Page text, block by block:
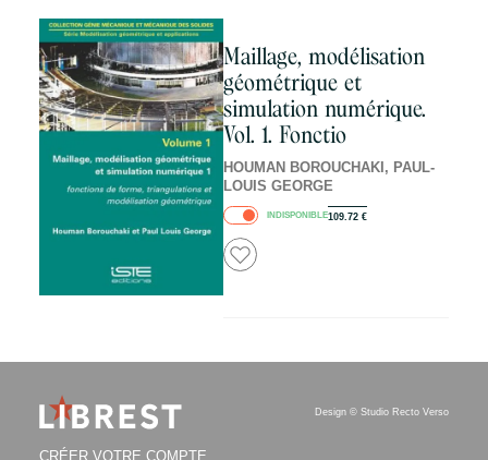
Maillage, modélisation
géométrique et
simulation numérique.
Vol. 1. Fonctio
HOUMAN BOROUCHAKI, PAUL-
LOUIS GEORGE
INDISPONIBLE109.72 €
Design © Studio Recto Verso
CRÉER VOTRE COMPTE